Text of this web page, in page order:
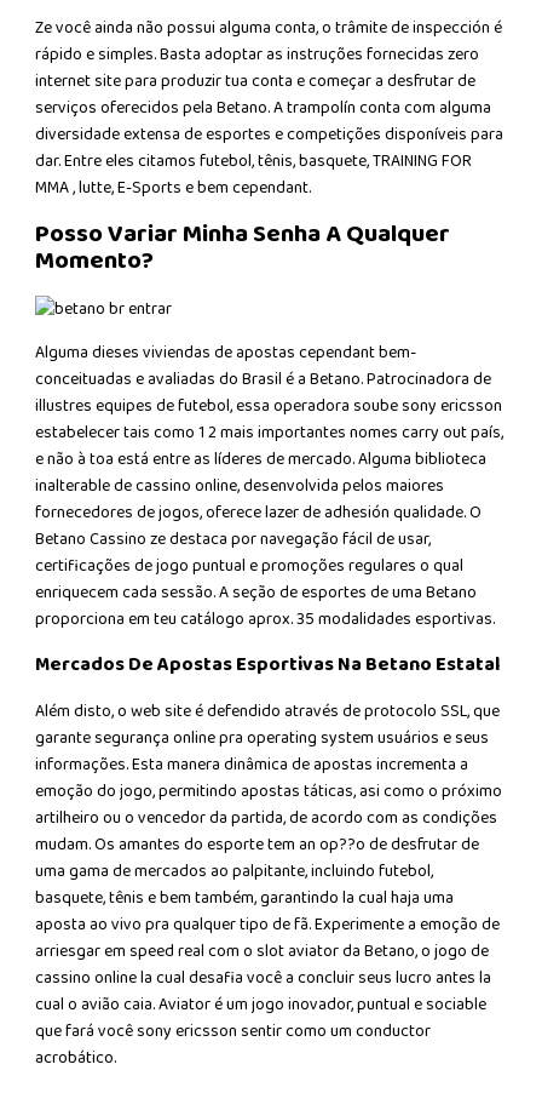
Ze você ainda não possui alguma conta, o trâmite de inspección é
rápido e simples. Basta adoptar as instruções fornecidas zero
internet site para produzir tua conta e começar a desfrutar de
serviços oferecidos pela Betano. A trampolín conta com alguma
diversidade extensa de esportes e competições disponíveis para
dar. Entre eles citamos futebol, tênis, basquete, TRAINING FOR
MMA , lutte, E-Sports e bem cependant.
Posso Variar Minha Senha A Qualquer
Momento?
Alguma dieses viviendas de apostas cependant bem-
conceituadas e avaliadas do Brasil é a Betano. Patrocinadora de
illustres equipes de futebol, essa operadora soube sony ericsson
estabelecer tais como 1 2 mais importantes nomes carry out país,
e não à toa está entre as líderes de mercado. Alguma biblioteca
inalterable de cassino online, desenvolvida pelos maiores
fornecedores de jogos, oferece lazer de adhesión qualidade. O
Betano Cassino ze destaca por navegação fácil de usar,
certificações de jogo puntual e promoções regulares o qual
enriquecem cada sessão. A seção de esportes de uma Betano
proporciona em teu catálogo aprox. 35 modalidades esportivas.
Mercados De Apostas Esportivas Na Betano Estatal
Além disto, o web site é defendido através de protocolo SSL, que
garante segurança online pra operating system usuários e seus
informações. Esta manera dinâmica de apostas incrementa a
emoção do jogo, permitindo apostas táticas, asi como o próximo
artilheiro ou o vencedor da partida, de acordo com as condições
mudam. Os amantes do esporte tem an op??o de desfrutar de
uma gama de mercados ao palpitante, incluindo futebol,
basquete, tênis e bem também, garantindo la cual haja uma
aposta ao vivo pra qualquer tipo de fã. Experimente a emoção de
arriesgar em speed real com o slot aviator da Betano, o jogo de
cassino online la cual desafia você a concluir seus lucro antes la
cual o avião caia. Aviator é um jogo inovador, puntual e sociable
que fará você sony ericsson sentir como um conductor
acrobático.